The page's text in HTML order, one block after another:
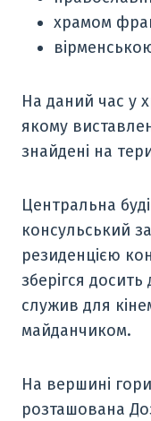
храмом
На даний час у
якому
знайдені на
Центральна
консульський
резиденцією
зберігся
служив для
майданчиком.
На вершині
розташована